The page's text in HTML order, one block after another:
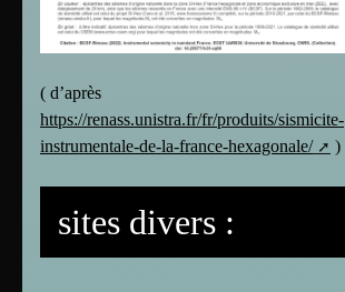
( d’après
https://renass.unistra.fr/fr/produits/sismicite-
instrumentale-de-la-france-hexagonale/
)
sites divers :